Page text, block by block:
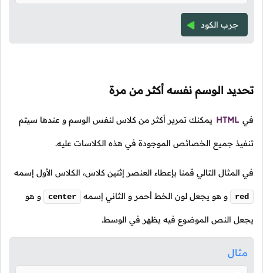
جرب الكود
تحديد الوسم نفسه أكثر من مرة
في HTML يمكنك تمرير أكثر من كلاس لنفس الوسم و عندها سيتم
تنفيذ جميع الخصائص الموجودة في هذه الكلاسات عليه.
في المثال التالي قمنا بإعطاء العنصر إثنين كلاس، الكلاس الأول إسمه
red و هو يجعل لون الخط أحمر و الثاني إسمه center و هو
يجعل النص الموضوع فيه يظهر في الوسط.
مثال